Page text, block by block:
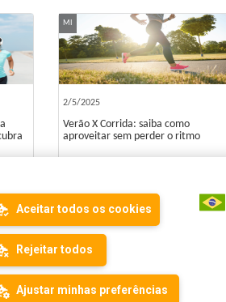
MI
2/5/2025
Verão X Corrida: saiba como
aproveitar sem perder o ritmo
Aceitar todos os cookies
Rejeitar todos
Ajustar minhas preferências